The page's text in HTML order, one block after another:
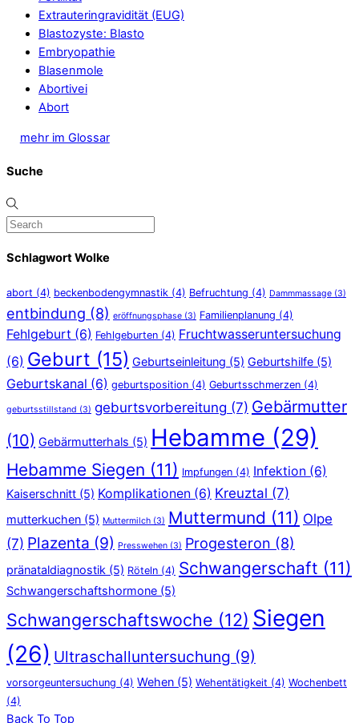
Extrauteringravidität (EUG)
Blastozyste: Blasto
Embryopathie
Blasenmole
Abortivei
Abort
mehr im Glossar
Suche
Schlagwort Wolke
abort (4) beckenbodengymnastik (4) Befruchtung (4) Dammmassage (3)
entbindung (8) eröffnungsphase (3) Familienplanung (4)
Fehlgeburt (6) Fehlgeburten (4) Fruchtwasseruntersuchung
(6) Geburt (15) Geburtseinleitung (5) Geburtshilfe (5)
Geburtskanal (6) geburtsposition (4) Geburtsschmerzen (4)
geburtsstillstand (3) geburtsvorbereitung (7) Gebärmutter
(10) Gebärmutterhals (5) Hebamme (29)
Hebamme Siegen (11) Impfungen (4) Infektion (6)
Kaiserschnitt (5) Komplikationen (6) Kreuztal (7)
mutterkuchen (5) Muttermilch (3) Muttermund (11) Olpe
(7) Plazenta (9) Presswehen (3) Progesteron (8)
pränataldiagnostik (5) Röteln (4) Schwangerschaft (11)
Schwangerschaftshormone (5)
Schwangerschaftswoche (12) Siegen
(26) Ultraschalluntersuchung (9)
vorsorgeuntersuchung (4) Wehen (5) Wehentätigkeit (4) Wochenbett
(4)
Back To Top